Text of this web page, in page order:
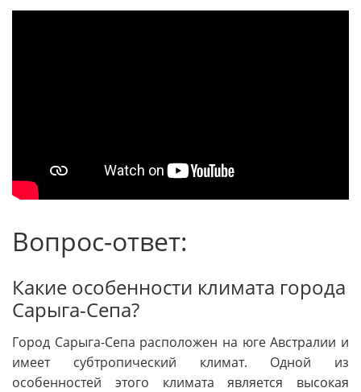
Вопрос-ответ:
Какие особенности климата города
Сарыга-Сепа?
Город Сарыга-Сепа расположен на юге Австралии и
имеет субтропический климат. Одной из
особенностей этого климата является высокая